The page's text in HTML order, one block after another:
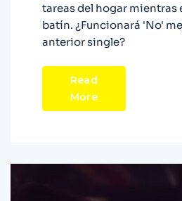
tareas del hogar mientras
batín. ¿Funcionará 'No'
anterior single?
Read
More